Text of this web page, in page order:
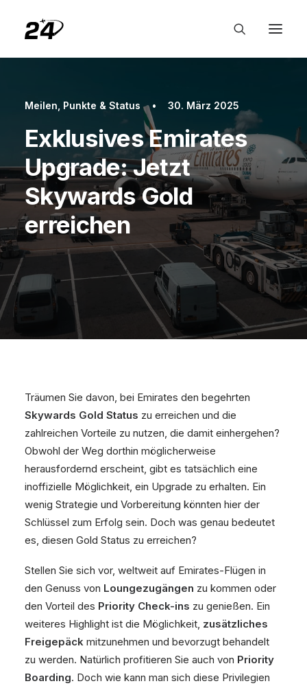
Meilen, Punkte & Status • 30. März 2025
Exklusives Emirates
Upgrade: Jetzt
Skywards Gold
erreichen
Träumen Sie davon, bei Emirates den begehrten
Skywards Gold Status zu erreichen und die
zahlreichen Vorteile zu nutzen, die damit einhergehen?
Obwohl der Weg dorthin möglicherweise
herausfordernd erscheint, gibt es tatsächlich eine
inoffizielle Möglichkeit, ein Upgrade zu erhalten. Ein
wenig Strategie und Vorbereitung könnten hier der
Schlüssel zum Erfolg sein. Doch was genau bedeutet
es, diesen Gold Status zu erreichen?
Stellen Sie sich vor, weltweit auf Emirates-Flügen in
den Genuss von Loungezugängen zu kommen oder
den Vorteil des Priority Check-ins zu genießen. Ein
weiteres Highlight ist die Möglichkeit, zusätzliches
Freigepäck mitzunehmen und bevorzugt behandelt
zu werden. Natürlich profitieren Sie auch von Priority
Boarding. Doch wie kann man sich diese Privilegien